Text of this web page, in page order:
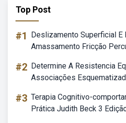
Top Post
#1
Deslizamento Superficial E
Amassamento Fricção
#2 Determine A Resistencia
Associações
#3 Terapia Cognitivo-
Prática Judith Beck 3